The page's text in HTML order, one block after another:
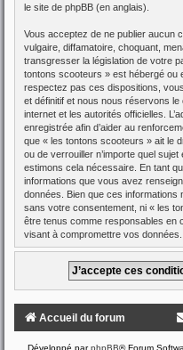
le site de phpBB (en anglais).
Vous acceptez de ne publier aucun
vulgaire, diffamatoire, choquant,
transgresser la législation de votre
tontons scooteurs » est hébergé ou
respectez pas ces dispositions,
et définitif et nous nous réservons le
internet et les autorités officielles.
enregistrée afin d’aider au
que « les tontons scooteurs » ait le
ou de verrouiller n’importe quel
estimons cela nécessaire. En tant
informations que vous avez
données. Bien que ces
sans votre consentement, ni « les
être tenus comme responsables en
visant à compromettre vos données.
Accueil du forum
Développé parphpBB® Forum